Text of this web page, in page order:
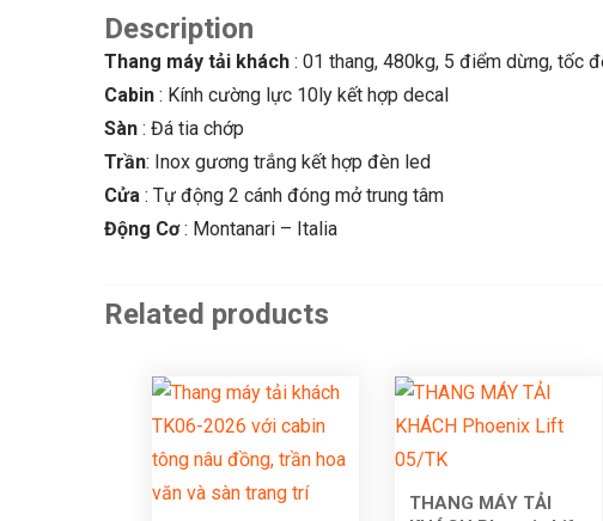
Description
Thang máy tải khách : 01 thang, 480kg, 5 điểm dừng, tốc
Cabin : Kính cường lực 10ly kết hợp decal
Sàn : Đá tia chớp
Trần: Inox gương trắng kết hợp đèn led
Cửa : Tự động 2 cánh đóng mở trung tâm
Động Cơ: Montanari – Italia
Related products
THANG MÁY TẢI